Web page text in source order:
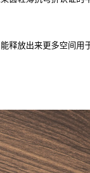
释放出来更多空间用